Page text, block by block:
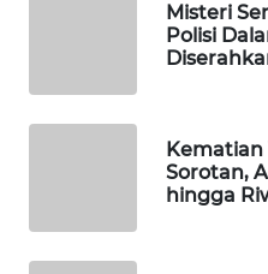
Misteri
Polisi
Sorotan,
hingga
INFRASTRUKTUR